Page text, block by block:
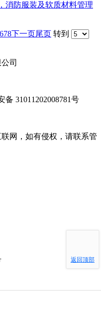
消防服装及软质材料管理
678下一页尾页 转到
司
备 31011202008781号
网，如有侵权，请联系管
返回顶部